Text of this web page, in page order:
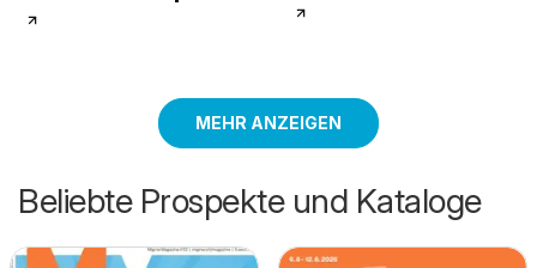
MEHR ANZEIGEN
Beliebte Prospekte und Kataloge